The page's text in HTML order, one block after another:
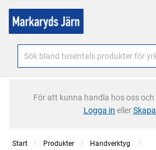
För att kunna handla hos oss och
Logga in eller
Start Produkter
Handverktyg